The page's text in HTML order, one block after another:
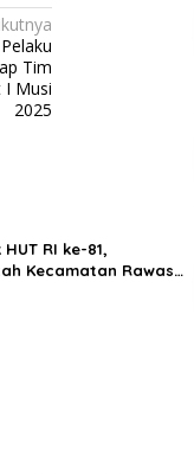
Tim
I Musi
2025
RI ke-81,
Kecamatan Rawas